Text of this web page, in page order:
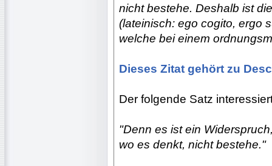
nicht bestehe. Deshalb ist
(lateinisch: ego cogito, ergo
welche bei einem
Dieses Zitat gehört zu
Der folgende Satz
"Denn es ist ein
wo es denkt, nicht bestehe."